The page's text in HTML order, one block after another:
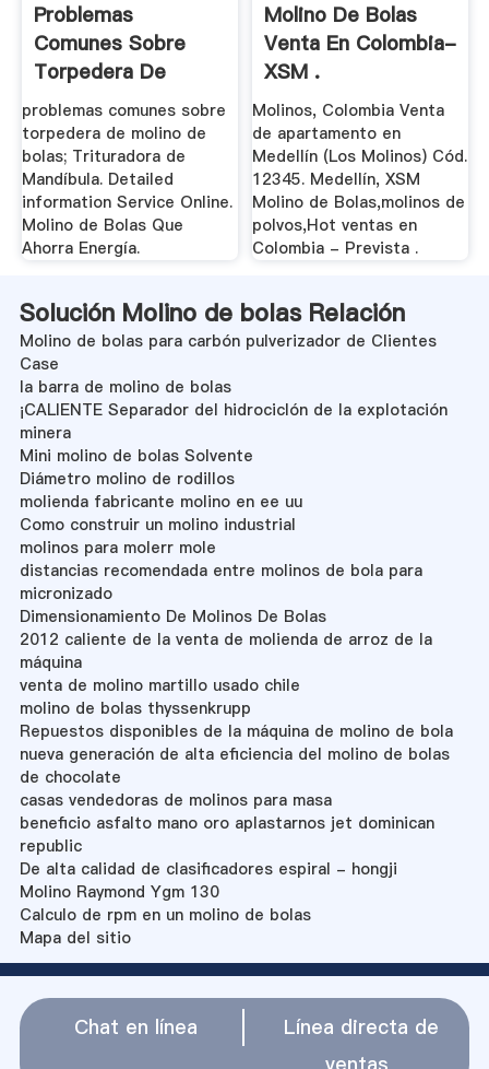
Problemas
Comunes Sobre
Torpedera De
Molino .
problemas comunes sobre
torpedera de molino de
bolas; Trituradora de
Mandíbula. Detailed
information Service Online.
Molino de Bolas Que
Ahorra Energía.
Molino De Bolas
Venta En Colombia-
XSM .
Molinos, Colombia Venta
de apartamento en
Medellín (Los Molinos) Cód.
12345. Medellín, XSM
Molino de Bolas,molinos de
polvos,Hot ventas en
Colombia - Prevista .
Solución Molino de bolas Relación
Molino de bolas para carbón pulverizador de Clientes
Case
la barra de molino de bolas
¡CALIENTE Separador del hidrociclón de la explotación
minera
Mini molino de bolas Solvente
Diámetro molino de rodillos
molienda fabricante molino en ee uu
Como construir un molino industrial
molinos para molerr mole
distancias recomendada entre molinos de bola para
micronizado
Dimensionamiento De Molinos De Bolas
2012 caliente de la venta de molienda de arroz de la
máquina
venta de molino martillo usado chile
molino de bolas thyssenkrupp
Repuestos disponibles de la máquina de molino de bola
nueva generación de alta eficiencia del molino de bolas
de chocolate
casas vendedoras de molinos para masa
beneficio asfalto mano oro aplastarnos jet dominican
republic
De alta calidad de clasificadores espiral - hongji
Molino Raymond Ygm 130
Calculo de rpm en un molino de bolas
Mapa del sitio
Chat en línea
Línea directa de